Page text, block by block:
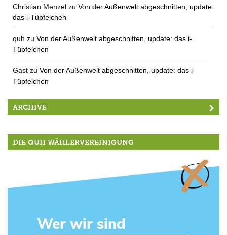
Christian Menzel zu Von der Außenwelt abgeschnitten, update:
das i-Tüpfelchen
quh zu Von der Außenwelt abgeschnitten, update: das i-
Tüpfelchen
Gast zu Von der Außenwelt abgeschnitten, update: das i-
Tüpfelchen
ARCHIVE
DIE QUH WÄHLERVEREINIGUNG
Wer wir sind